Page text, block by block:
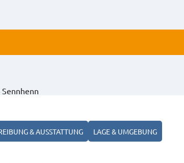
& AUSSTATTUNG LAGE & UMGEBUNG